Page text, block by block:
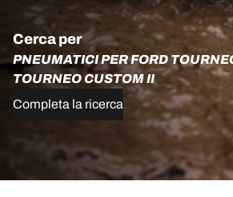
Cerca per
PNEUMATICI PER FORD
TOURNEO CUSTOM II
Completa la ricerca